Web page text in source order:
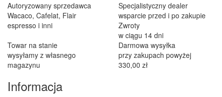
Autoryzowany sprzedawca
Wacaco, Cafelat, Flair
espresso i inni
Specjalistyczny dealer
wsparcie przed i po zakupie
Zwroty
w ciągu 14 dni
Towar na stanie
wysyłamy z własnego
magazynu
Darmowa wysyłka
przy zakupach powyżej
330,00 zł
Informacja